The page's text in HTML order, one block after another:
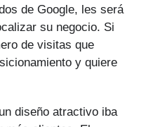
de Google, les será
su negocio. Si
de visitas que
y quiere
diseño atractivo iba